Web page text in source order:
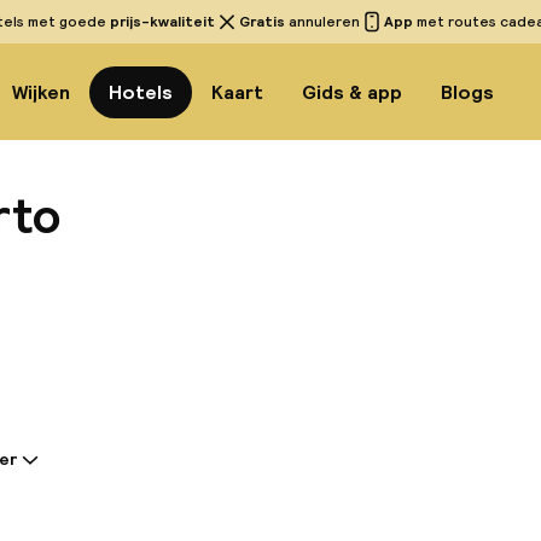
met goede prijs-kwaliteit Gratis annuleren App met routes
Wijken Hotels Kaart Gids & app Blogs
gedeeld door de accommodatie: